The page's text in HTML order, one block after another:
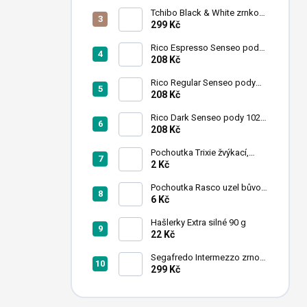
Tchibo Black & White zrnková
káva 1 kg
299 Kč
Rico Espresso Senseo pody
102 ks
208 Kč
Rico Regular Senseo pody
102 ks
208 Kč
Rico Dark Senseo pody 102
ks
208 Kč
Pochoutka Trixie žvýkací,
tyčinky mix 12cmx9-10mm
2 Kč
Pochoutka Rasco uzel bůvolí
bílý 6,26cm 50ks
6 Kč
Hašlerky Extra silné 90 g
22 Kč
Segafredo Intermezzo zrno
1kg
299 Kč